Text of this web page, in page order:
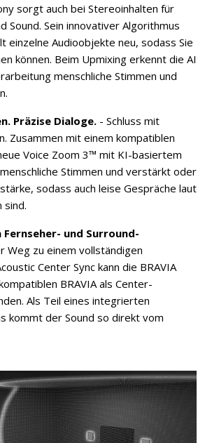
sorgt auch bei Stereoinhalten für
Sound. Sein innovativer Algorithmus
einzelne Audioobjekte neu, sodass Sie
können. Beim Upmixing erkennt die AI
menschliche Stimmen und
Präzise Dialoge. - Schluss mit
Zusammen mit einem kompatiblen
Voice Zoom 3™ mit KI-basiertem
Stimmen und verstärkt oder
sodass auch leise Gespräche laut
sind.
Fernseher- und Surround-
Weg zu einem vollständigen
Center Sync kann die BRAVIA
BRAVIA als Center-
Als Teil eines integrierten
kommt der Sound so direkt vom